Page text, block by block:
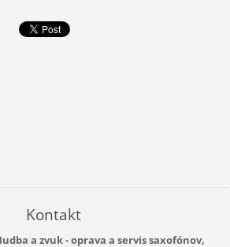
Kontakt
a zvuk - oprava a servis saxofónov,